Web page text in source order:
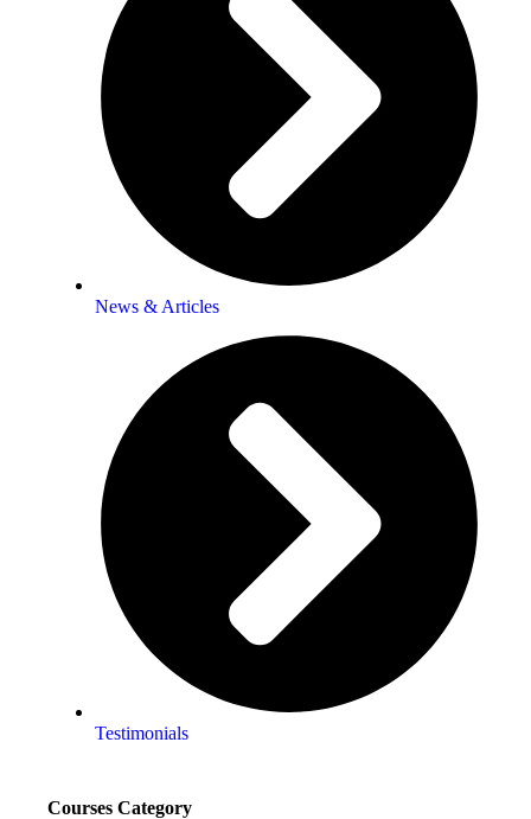
News & Articles
Testimonials
Courses Category